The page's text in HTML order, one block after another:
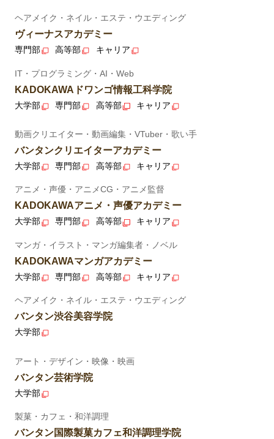
ヘアメイク・ネイル・エステ・ウエディング
ヴィーナスアカデミー
専門部 高等部 キャリア
IT・プログラミング・AI・Web
KADOKAWAドワンゴ情報工科学院
大学部 専門部 高等部 キャリア
動画クリエイター・動画編集・VTuber・歌い手
バンタンクリエイターアカデミー
大学部 専門部 高等部 キャリア
アニメ・声優・アニメCG・アニメ監督
KADOKAWAアニメ・声優アカデミー
大学部 専門部 高等部 キャリア
マンガ・イラスト・マンガ編集者・ノベル
KADOKAWAマンガアカデミー
大学部 専門部 高等部 キャリア
ヘアメイク・ネイル・エステ・ウエディング
バンタン渋谷美容学院
大学部
アート・デザイン・映像・映画
バンタン芸術学院
大学部
製菓・カフェ・和洋調理
バンタン国際製菓カフェ和洋調理学院